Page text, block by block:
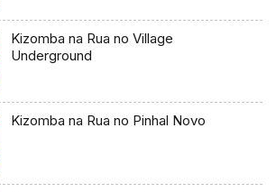
Kizomba na Rua no Village
Underground
Kizomba na Rua no Pinhal Novo